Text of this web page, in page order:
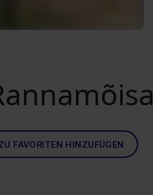
FAVORITEN HINZUFÜGEN